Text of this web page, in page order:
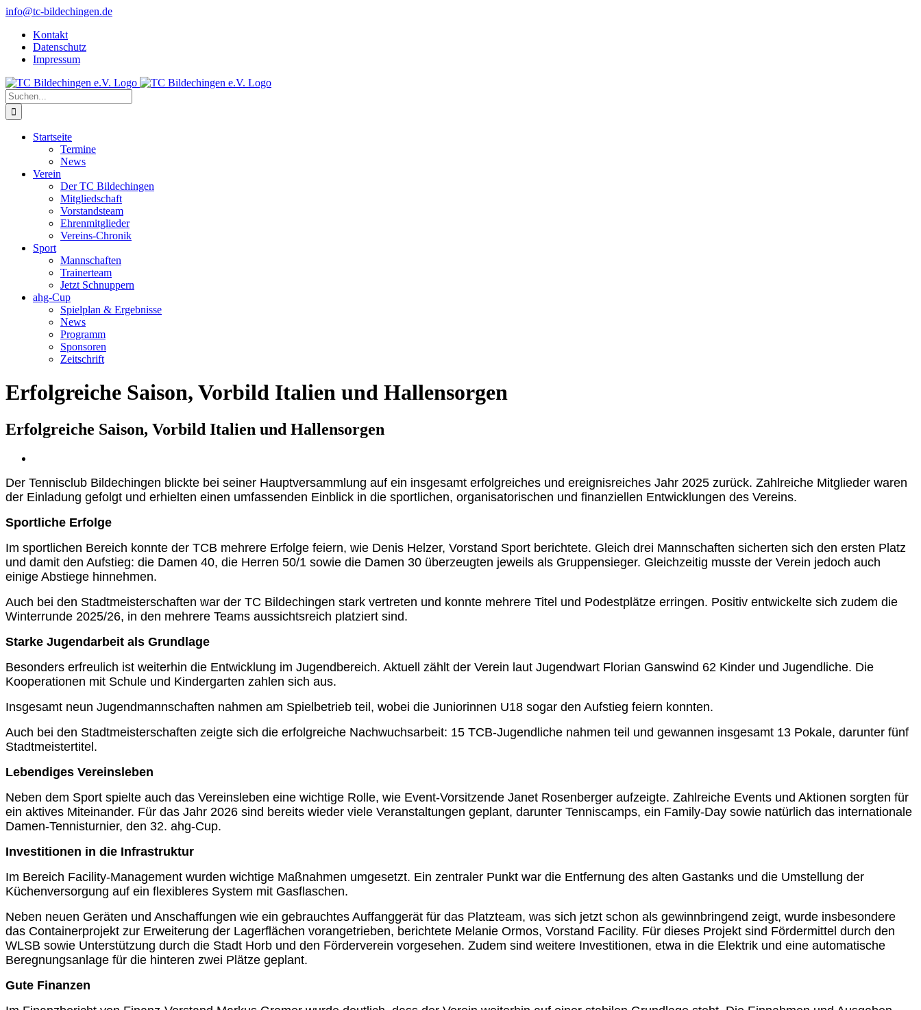
Zum
springen
info@tc-bildechingen.de
Kontakt
Datenschutz
Impressum
Suche
nach:
Startseite
Termine
News
Verein
Der TC Bildechingen
Mitgliedschaft
Vorstandsteam
Ehrenmitglieder
Vereins-Chronik
Sport
Mannschaften
Trainerteam
Jetzt Schnuppern
ahg-Cup
Spielplan & Ergebnisse
News
Programm
Sponsoren
Zeitschrift
Erfolgreiche Saison, Vorbild Italien und Hallensorgen
Erfolgreiche Saison, Vorbild Italien und Hallensorgen
Bild
Der Tennisclub Bildechingen blickte bei seiner Hauptversammlung auf ein insgesamt erfolgreiches und ereignisreiches Jahr 2025 zurück. Zahlreiche Mitglieder waren
der Einladung gefolgt und erhielten einen umfassenden Einblick in die sportlichen, organisatorischen und finanziellen Entwicklungen des Vereins.
Sportliche Erfolge
Im sportlichen Bereich konnte der TCB mehrere Erfolge feiern, wie Denis Helzer, Vorstand Sport berichtete. Gleich drei Mannschaften sicherten sich den ersten Platz
und damit den Aufstieg: die Damen 40, die Herren 50/1 sowie die Damen 30 überzeugten jeweils als Gruppensieger. Gleichzeitig musste der Verein jedoch auch
einige Abstiege hinnehmen.
Auch bei den Stadtmeisterschaften war der TC Bildechingen stark vertreten und konnte mehrere Titel und Podestplätze erringen. Positiv entwickelte sich zudem die
Winterrunde 2025/26, in den mehrere Teams aussichtsreich platziert sind.
Starke Jugendarbeit als Grundlage
Besonders erfreulich ist weiterhin die Entwicklung im Jugendbereich. Aktuell zählt der Verein laut Jugendwart Florian Ganswind 62 Kinder und Jugendliche. Die
Kooperationen mit Schule und Kindergarten zahlen sich aus.
Insgesamt neun Jugendmannschaften nahmen am Spielbetrieb teil, wobei die Juniorinnen U18 sogar den Aufstieg feiern konnten.
Auch bei den Stadtmeisterschaften zeigte sich die erfolgreiche Nachwuchsarbeit: 15 TCB-Jugendliche nahmen teil und gewannen insgesamt 13 Pokale, darunter fünf
Stadtmeistertitel.
Lebendiges Vereinsleben
Neben dem Sport spielte auch das Vereinsleben eine wichtige Rolle, wie Event-Vorsitzende Janet Rosenberger aufzeigte. Zahlreiche Events und Aktionen sorgten für
ein aktives Miteinander. Für das Jahr 2026 sind bereits wieder viele Veranstaltungen geplant, darunter Tenniscamps, ein Family-Day sowie natürlich das internationale
Damen-Tennisturnier, den 32. ahg-Cup.
Investitionen in die Infrastruktur
Im Bereich Facility-Management wurden wichtige Maßnahmen umgesetzt. Ein zentraler Punkt war die Entfernung des alten Gastanks und die Umstellung der
Küchenversorgung auf ein flexibleres System mit Gasflaschen.
Neben neuen Geräten und Anschaffungen wie ein gebrauchtes Auffanggerät für das Platzteam, was sich jetzt schon als gewinnbringend zeigt, wurde insbesondere
das Containerprojekt zur Erweiterung der Lagerflächen vorangetrieben, berichtete Melanie Ormos, Vorstand Facility. Für dieses Projekt sind Fördermittel durch den
WLSB sowie Unterstützung durch die Stadt Horb und den Förderverein vorgesehen. Zudem sind weitere Investitionen, etwa in die Elektrik und eine automatische
Beregnungsanlage für die hinteren zwei Plätze geplant.
Gute Finanzen